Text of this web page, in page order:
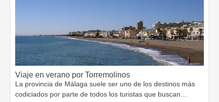
Viaje en verano por Torremolinos
La provincia de Málaga suele ser uno de los destinos más
codiciados por parte de todos los turistas que buscan…